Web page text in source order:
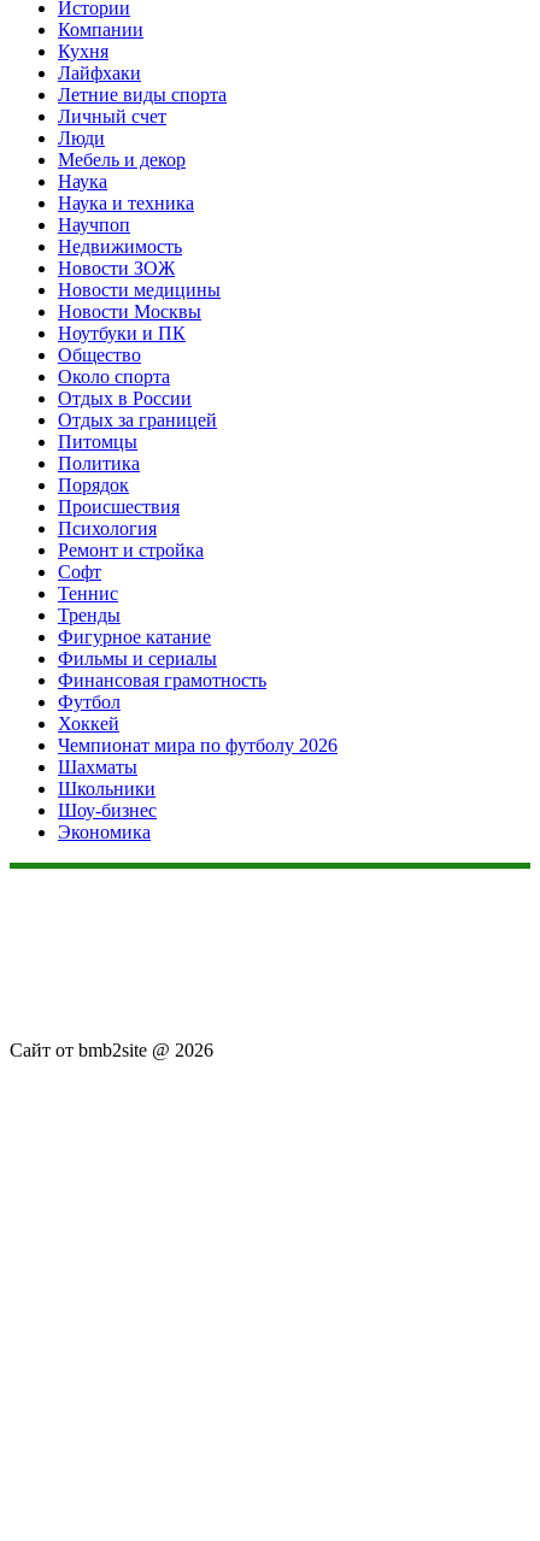
Истории
Компании
Кухня
Лайфхаки
Летние виды спорта
Личный счет
Люди
Мебель и декор
Наука
Наука и техника
Научпоп
Недвижимость
Новости ЗОЖ
Новости медицины
Новости Москвы
Ноутбуки и ПК
Общество
Около спорта
Отдых в России
Отдых за границей
Питомцы
Политика
Порядок
Происшествия
Психология
Ремонт и стройка
Софт
Теннис
Тренды
Фигурное катание
Фильмы и сериалы
Финансовая грамотность
Футбол
Хоккей
Чемпионат мира по футболу 2026
Шахматы
Школьники
Шоу-бизнес
Экономика
Сайт от bmb2site @ 2026